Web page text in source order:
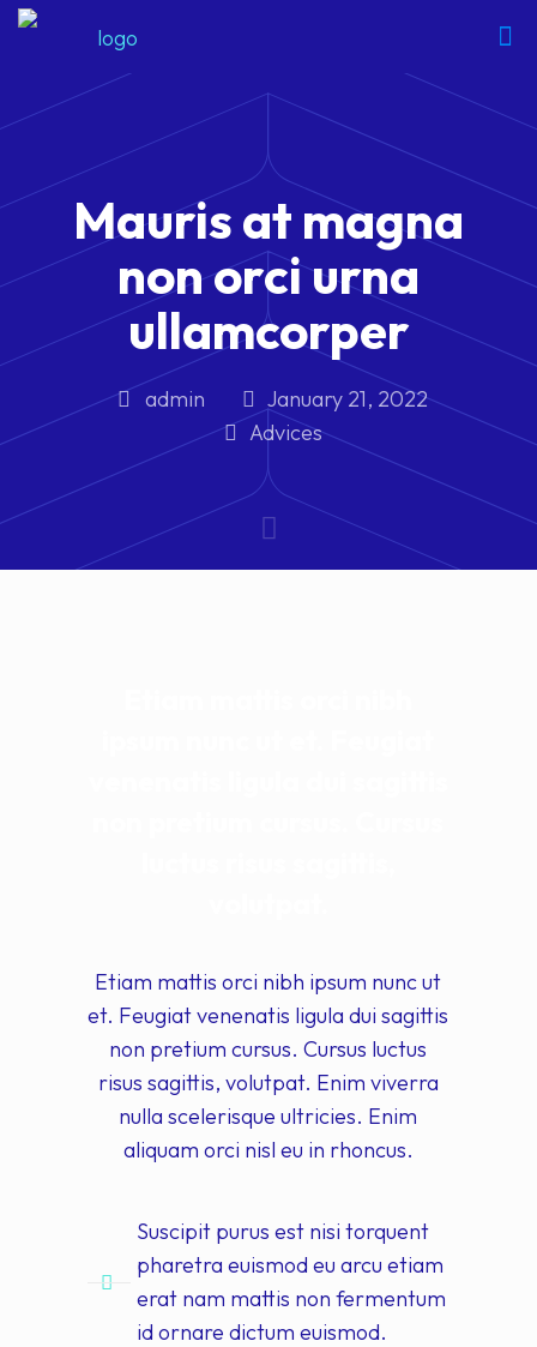
Mauris at magna
non orci urna
ullamcorper
admin
January 21, 2022
Advices
Etiam mattis orci nibh ipsum nunc ut
et. Feugiat venenatis ligula dui sagittis
non pretium cursus. Cursus luctus
risus sagittis, volutpat. Enim viverra
nulla scelerisque ultricies. Enim
aliquam orci nisl eu in rhoncus.
Suscipit purus est nisi torquent
pharetra euismod eu arcu etiam
erat nam mattis non fermentum
id ornare dictum euismod.